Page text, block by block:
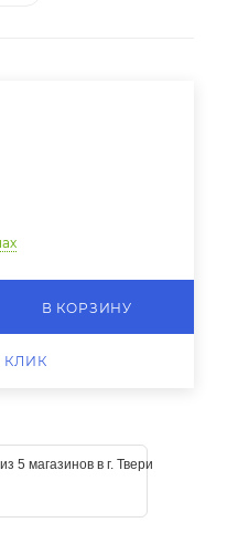
В КОРЗИНУ
КЛИК
5 магазинов в г. Твери